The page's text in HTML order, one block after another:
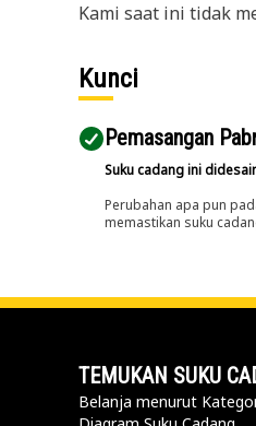
Kami saat ini tidak
Kunci
Pemasangan
Suku cadang ini
Perubahan apa pun
memastikan suku
TEMUKAN SUKU
Belanja menurut